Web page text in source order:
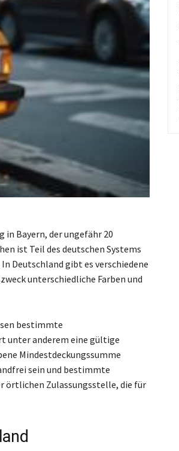
in Bayern, der ungefähr 20
ist Teil des deutschen Systems
Deutschland gibt es verschiedene
unterschiedliche Farben und
bestimmte
unter anderem eine gültige
Mindestdeckungssumme
sein und bestimmte
örtlichen Zulassungsstelle, die für